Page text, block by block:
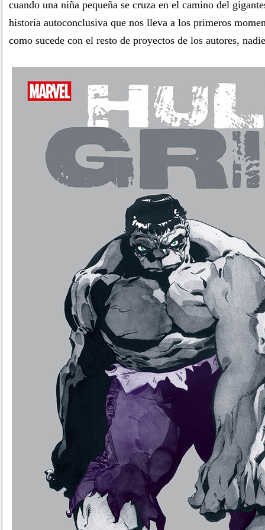
cuando una niña pequeña se cruza en el camino del
historia autoconclusiva que nos lleva a los primeros
como sucede con el resto de proyectos de los autores,